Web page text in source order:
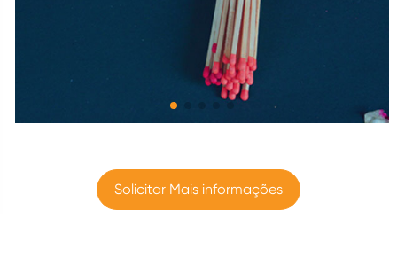
Solicitar Mais informações